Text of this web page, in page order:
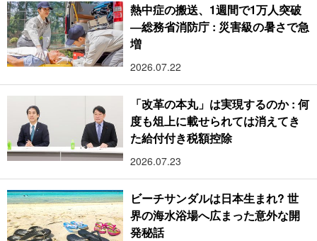
熱中症の搬送、1週間で1万人突破
―総務省消防庁 : 災害級の暑さで急
増
2026.07.22
「改革の本丸」は実現するのか : 何
度も俎上に載せられては消えてき
た給付付き税額控除
2026.07.23
ビーチサンダルは日本生まれ? 世
界の海水浴場へ広まった意外な開
発秘話